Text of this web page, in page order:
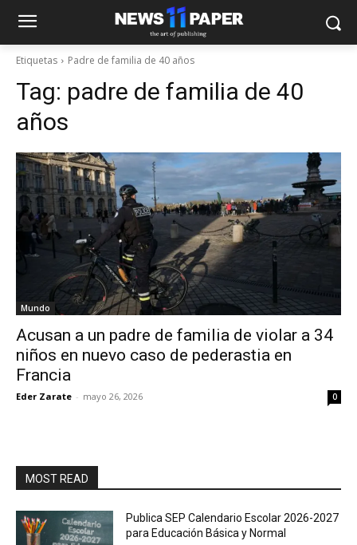
Etiquetas Padre de familia de 40 años
Tag: padre de familia de 40
años
Mundo
Acusan a un padre de familia de violar a 34
niños en nuevo caso de pederastia en
Francia
Eder Zarate - mayo 26, 2026 0
MOST READ
Publica SEP Calendario Escolar 2026-2027
para Educación Básica y Normal